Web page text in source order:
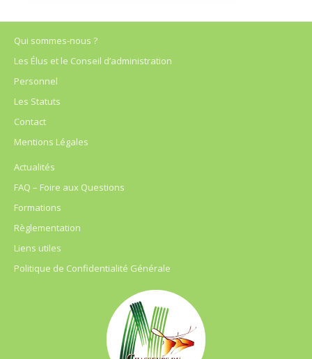
Qui sommes-nous ?
Les Élus et le Conseil d’administration
Personnel
Les Statuts
Contact
Mentions Légales
Actualités
FAQ – Foire aux Questions
Formations
Règlementation
Liens utiles
Politique de Confidentialité Générale